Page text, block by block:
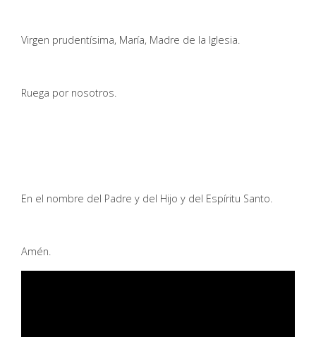
Virgen prudentísima, María, Madre de la Iglesia.
Ruega por nosotros.
En el nombre del Padre y del Hijo y del Espíritu Santo.
Amén.